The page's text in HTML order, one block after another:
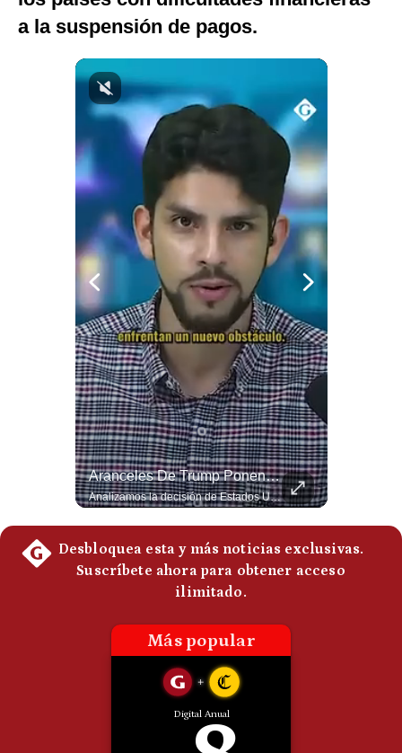
G de Gestión
Notas Contratadas
Gestión TV
gestion.pe
Condiciones
Privacidad
Frecuentes
a la suspensión de pagos.
Aranceles De Trump Ponen Bajo Presión A Las Exportaciones Del Perú | #EnClaveEconómica
Analizamos la decisión de Estados Unidos de imponer nuevos aranceles a Perú y otros 59 países por presuntos incumplimientos relacionados con el trabajo forzoso. Esta medida amenaza envíos peruanos valorados en más de US$ 5.300 millones, lo que representa casi la mitad de todo lo que el Perú exportó al mercado estadounidense el año pasado. #EconomiaPeru #ExportacionesPeru #DonaldTrump #Aranceles #ComercioExterior #ArancelesTrump #NoticiasPeru #EEUU 👉 Suscríbete y activa la campana para no perderte nuestro análisis diario. 🌎 Síguenos en nuestras redes sociales: 📌 Web oficial: https://gestion.pe/mundo/ 📌 LinkedIn: http://bit.ly/3HYIET0 📌 X (Twitter): http://bit.ly/4noZtX9 📌 TikTok: http://bit.ly/4evB6TO